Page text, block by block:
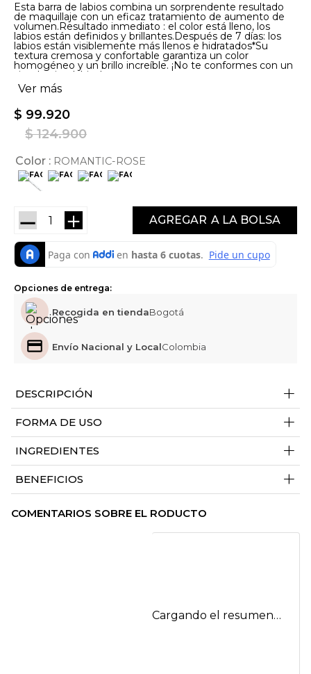
Esta barra de labios combina un sorprendente resultado
de maquillaje con un eficaz tratamiento de aumento de
volumen.Resultado inmediato : el color está lleno, los
labios están definidos y brillantes.Después de 7 días: los
labios están visiblemente más llenos e hidratados*Su
textura cremosa y confortable garantiza un color
homogéneo y un brillo increíble. ¡No te conformes con un
simple pintalabios!
Ver más
$ 99.920
$ 124.900
Color ROMANTIC-ROSE
＋
－ AGREGAR
Opciones de entrega:
Recogida en tiendaBogotá
Envío Nacional y LocalColombia
DESCRIPCIÓN +
FORMA DE USO +
INGREDIENTES +
BENEFICIOS +
COMENTARIOS SOBRE EL RODUCTO
Cargando el resumen…